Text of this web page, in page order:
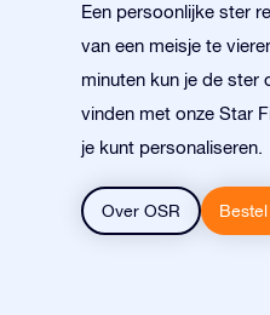
Een persoonlijke ster
van een meisje te
minuten kun je de ster
vinden met onze Star
je kunt personaliseren.
Over OSR